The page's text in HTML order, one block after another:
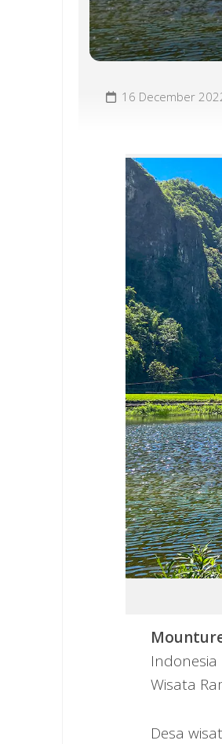
16 December
Wisata
Desa